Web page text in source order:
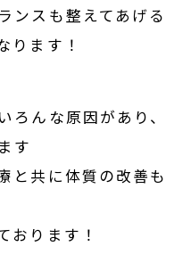
ンスも整えてあげる
ります！
ろんな原因があり、
す
と共に体質の改善も
おります！